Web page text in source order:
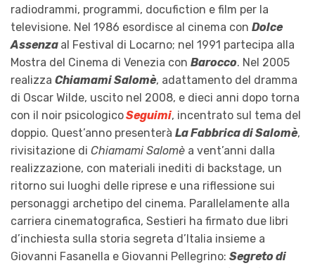
radiodrammi, programmi, docufiction e film per la
televisione. Nel 1986 esordisce al cinema con Dolce
Assenza al Festival di Locarno; nel 1991 partecipa alla
Mostra del Cinema di Venezia con Barocco. Nel 2005
realizza Chiamami Salomè, adattamento del dramma
di Oscar Wilde, uscito nel 2008, e dieci anni dopo torna
con il noir psicologicoSeguimi, incentrato sul tema del
doppio. Quest’anno presenterà La Fabbrica di Salomè,
rivisitazione di Chiamami Salomè a vent’anni dalla
realizzazione, con materiali inediti di backstage, un
ritorno sui luoghi delle riprese e una riflessione sui
personaggi archetipo del cinema. Parallelamente alla
carriera cinematografica, Sestieri ha firmato due libri
d’inchiesta sulla storia segreta d’Italia insieme a
Giovanni Fasanella e Giovanni Pellegrino: Segreto di